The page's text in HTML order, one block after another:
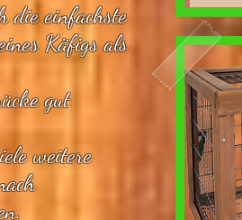
die einfachste
Käfigs als
gut
weitere